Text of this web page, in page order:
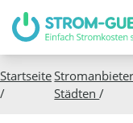
Startseite
/
Städten/